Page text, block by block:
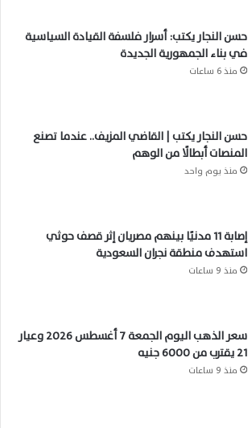
حسن النجار يكتب: أسرار فلسفة القيادة السياسية
في بناء الجمهورية الجديدة
منذ 6 ساعات
حسن النجار يكتب | القاضي المزيف.. عندما تصنع
المنصات أبطالًا من الوهم
منذ يوم واحد
إصابة 11 مدنيًا بينهم مصريان إثر قصف حوثي
استهدف منطقة نجران السعودية
منذ 9 ساعات
سعر الذهب اليوم الجمعة 7 أغسطس 2026 وعيار
21 يقترب من 6000 جنيه
منذ 9 ساعات